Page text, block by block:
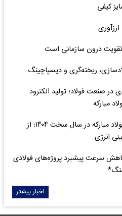
کیفی
تقویت درون سازمانی است
ریخته‌گری و دیسپاچینگ
در صنعت فولاد؛ تولید الکترود
مبارکه
اتمام پروژه‌های راهبردی فولاد مبارکه در سال سخت ۱۴۰۴؛ از
انرژی
سرعت پیشبرد پروژه‌های فولادی
اخبار بیشتر